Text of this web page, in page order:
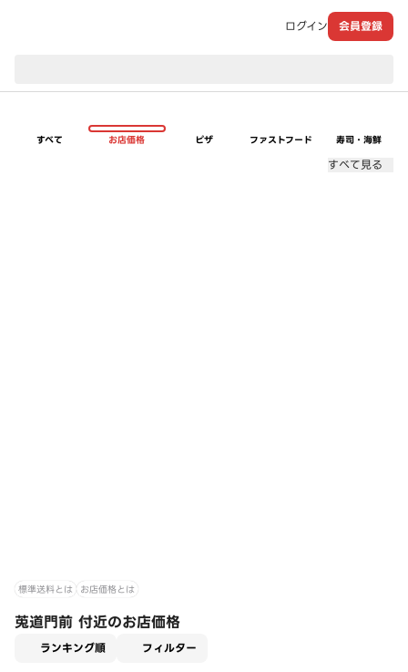
ログイン 会員登録
すべて お店価格 ピザ ファストフード 寿司・海鮮
すべて見る
標準送料とは お店価格とは
莵道門前 付近のお店価格
ランキング順 フィルター